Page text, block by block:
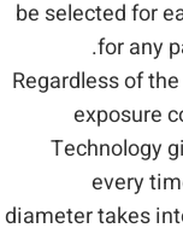
be selected for
for any
Regardless of
exposure
Technology
every
diameter takes